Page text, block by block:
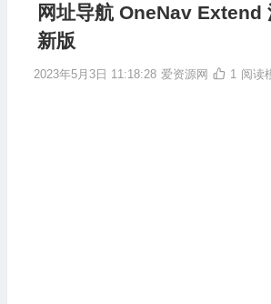
网址导航 OneNav Extend
新版
2023年5月3日 11:18:28 爱资源网 1 阅读